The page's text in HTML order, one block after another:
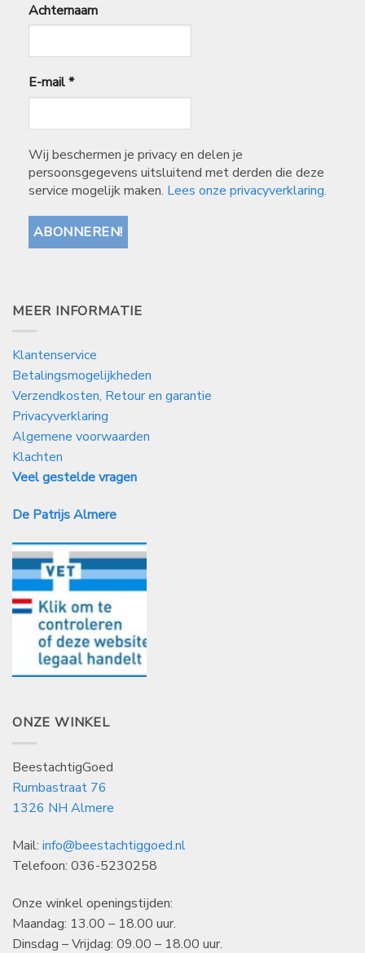
Achternaam
E-mail*
Wij beschermen je privacy en delen je
persoonsgegevens uitsluitend met derden die deze
service mogelijk maken. Lees onze privacyverklaring.
MEER INFORMATIE
Klantenservice
Betalingsmogelijkheden
Verzendkosten, Retour en garantie
Privacyverklaring
Algemene voorwaarden
Klachten
Veel gestelde vragen
De Patrijs Almere
ONZE WINKEL
BeestachtigGoed
Rumbastraat 76
1326 NH Almere
Mail: info@beestachtiggoed.nl
Telefoon: 036-5230258
Onze winkel openingstijden:
Maandag: 13.00 – 18.00 uur.
Dinsdag – Vrijdag: 09.00 – 18.00 uur.